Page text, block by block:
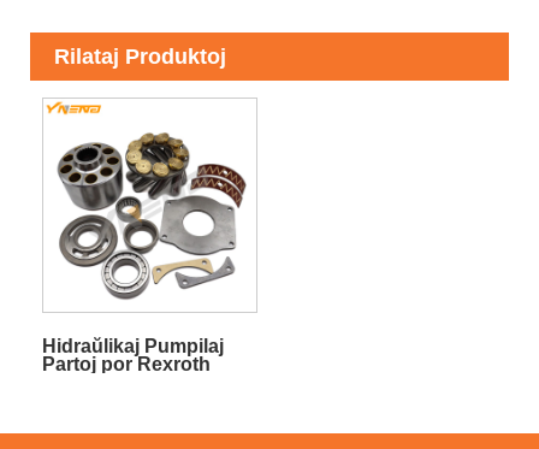
Rilataj Produktoj
Hidraŭlikaj Pumpilaj
Partoj por Rexroth